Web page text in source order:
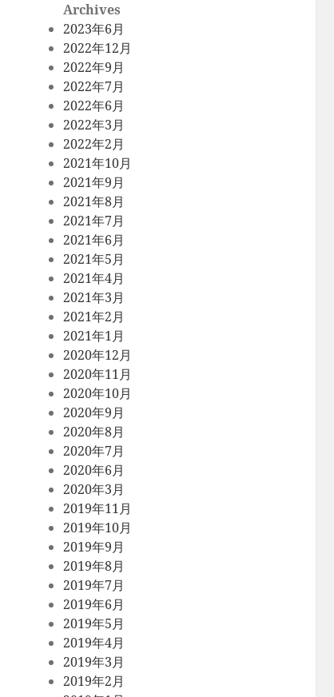
Archives
2023年6月
2022年12月
2022年9月
2022年7月
2022年6月
2022年3月
2022年2月
2021年10月
2021年9月
2021年8月
2021年7月
2021年6月
2021年5月
2021年4月
2021年3月
2021年2月
2021年1月
2020年12月
2020年11月
2020年10月
2020年9月
2020年8月
2020年7月
2020年6月
2020年3月
2019年11月
2019年10月
2019年9月
2019年8月
2019年7月
2019年6月
2019年5月
2019年4月
2019年3月
2019年2月